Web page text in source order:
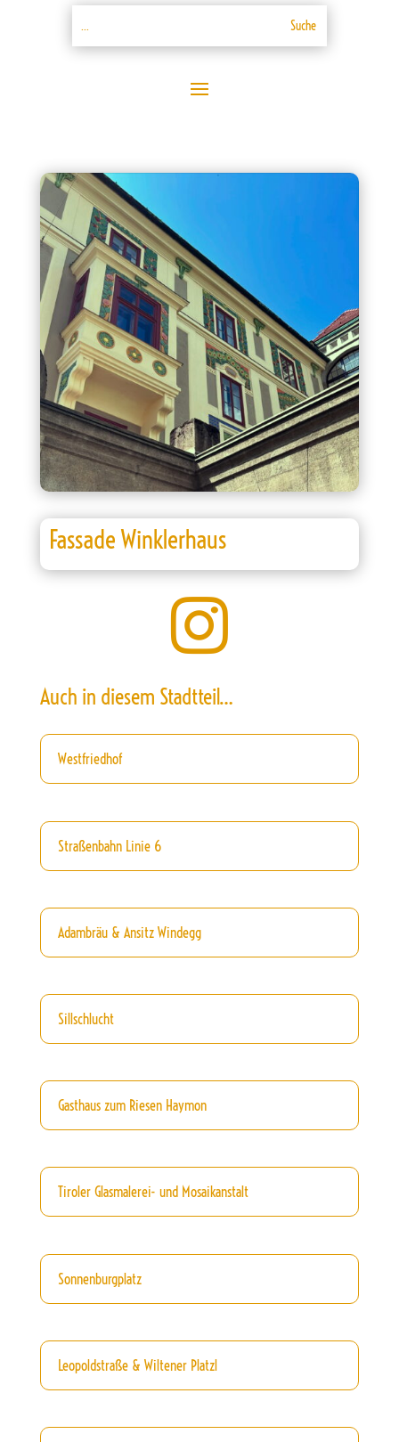
Fassade Winklerhaus

Auch in diesem Stadtteil…
Westfriedhof
Straßenbahn Linie 6
Adambräu & Ansitz Windegg
Sillschlucht
Gasthaus zum Riesen Haymon
Tiroler Glasmalerei- und Mosaikanstalt
Sonnenburgplatz
Leopoldstraße & Wiltener Platzl